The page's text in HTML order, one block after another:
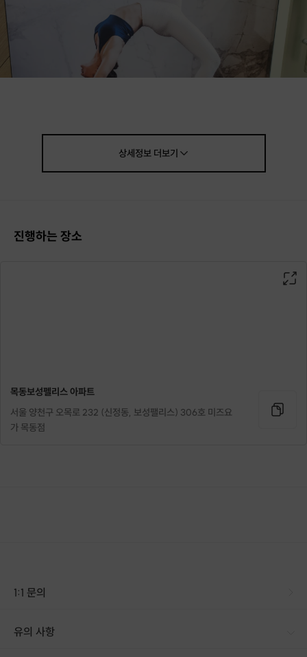
상세정보더보기
진행하는 장소
목동보성펠리스 아파트
서울 양천구 오목로 232 (신정동, 보성팰리스) 306호 미즈요
가 목동점
1:1 문의
유의 사항